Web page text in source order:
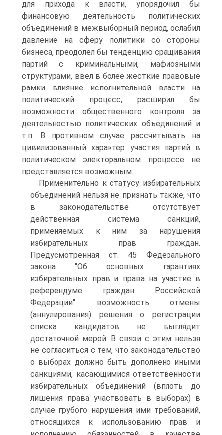
для прихода к власти, упорядочил бы
финансовую деятельность политических
объединений в межвыборный период, ослабил
давление на сферу политики со стороны
бизнеса, преодолел бы тенденцию сращивания
партий с криминальными, мафиозными
структурами, ввел в более жесткие правовые
рамки влияние исполнительной власти на
политический процесс, расширил бы
возможности общественного контроля за
деятельностью политических объединений и
т.п. В противном случае рассчитывать на
цивилизованный характер участия партий в
политическом электоральном процессе не
представляется возможным.
Применительно к статусу избирательных
объединений нельзя не признать также, что
в законодательстве отсутствует
действенная система санкций,
применяемых к ним за нарушения
избирательных прав граждан.
Предусмотренная ст. 45 Федерального
закона "Об основных гарантиях
избирательных прав и права на участие в
референдуме граждан Российской
Федерации" возможность отмены
(аннулирования) решения о регистрации
списка кандидатов не выглядит
достаточной мерой. В связи с этим нельзя
не согласиться с тем, что законодательство
о выборах должно быть дополнено иными
санкциями, касающимися ответственности
избирательных объединений (вплоть до
лишения права участвовать в выборах) в
случае грубого нарушения ими требований,
относящихся к использованию прав и